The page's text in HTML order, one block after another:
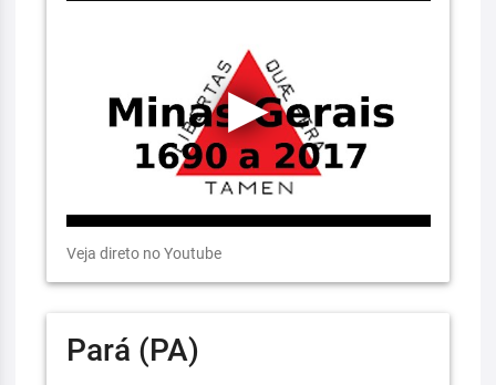
Veja direto no Youtube
Pará (PA)